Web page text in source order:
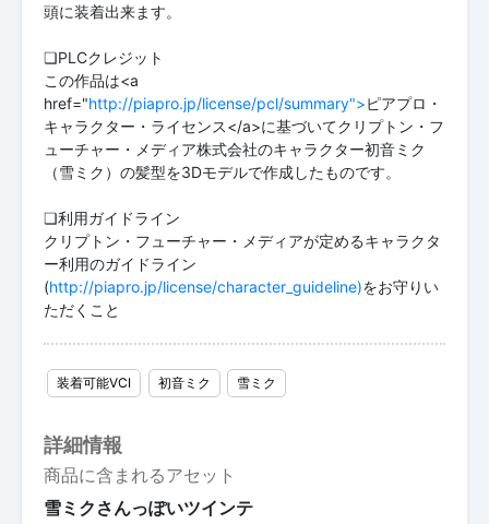
頭に装着出来ます。
❏PLCクレジット
この作品は<a
href="http://piapro.jp/license/pcl/summary">ピアプロ・
キャラクター・ライセンス</a>に基づいてクリプトン・フ
ューチャー・メディア株式会社のキャラクター初音ミク
（雪ミク）の髪型を3Dモデルで作成したものです。
❏利用ガイドライン
クリプトン・フューチャー・メディアが定めるキャラクタ
ー利用のガイドライン
(http://piapro.jp/license/character_guideline)をお守りい
ただくこと
装着可能VCI 初音ミク 雪ミク
詳細情報
商品に含まれるアセット
雪ミクさんっぽいツインテ